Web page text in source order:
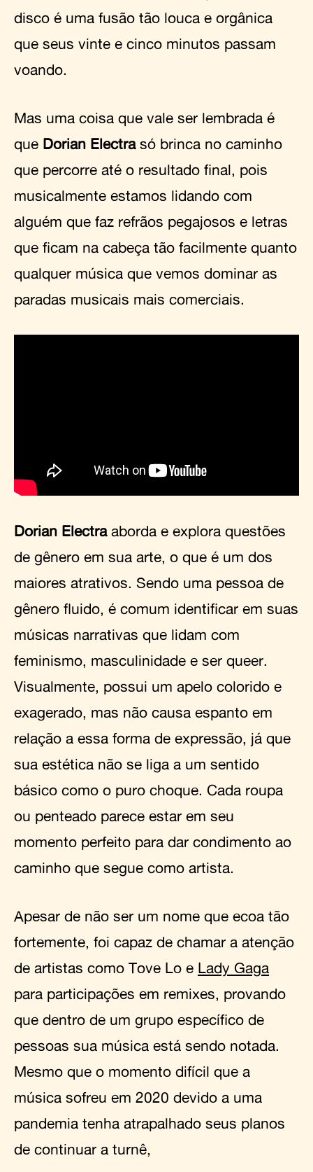
disco é uma fusão tão louca e orgânica
que seus vinte e cinco minutos passam
voando.
Mas uma coisa que vale ser lembrada é
que Dorian Electrasó brinca no caminho
que percorre até o resultado final, pois
musicalmente estamos lidando com
alguém que faz refrãos pegajosos e letras
que ficam na cabeça tão facilmente quanto
qualquer música que vemos dominar as
paradas musicais mais comerciais.
Dorian Electra aborda e explora questões
de gênero em sua arte, o que é um dos
maiores atrativos. Sendo uma pessoa de
gênero fluido, é comum identificar em suas
músicas narrativas que lidam com
feminismo, masculinidade e ser queer.
Visualmente, possui um apelo colorido e
exagerado, mas não causa espanto em
relação a essa forma de expressão, já que
sua estética não se liga a um sentido
básico como o puro choque. Cada roupa
ou penteado parece estar em seu
momento perfeito para dar condimento ao
caminho que segue como artista.
Apesar de não ser um nome que ecoa tão
fortemente, foi capaz de chamar a atenção
de artistas como Tove Lo e Lady Gaga
para participações em remixes, provando
que dentro de um grupo específico de
pessoas sua música está sendo notada.
Mesmo que o momento difícil que a
música sofreu em 2020 devido a uma
pandemia tenha atrapalhado seus planos
de continuar a turnê,